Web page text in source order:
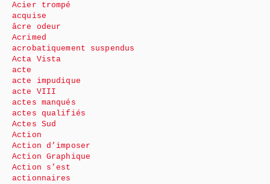
Acier trompé
acquise
âcre odeur
Acrimed
acrobatiquement suspendus
Acta Vista
acte
acte impudique
acte VIII
actes manqués
actes qualifiés
Actes Sud
Action
Action d’imposer
Action Graphique
Action s’est
actionnaires